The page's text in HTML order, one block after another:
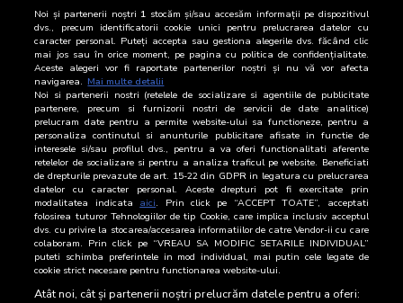
TIRAJ BRUT
Ianuarie - Martie 2011
Perioada de Audit
Nr.
Aparitii
Tiraj
Brut
Media lunara
Tiraj brut pe aparitie
Ianuarie 21 125.000 5.952,0
Februarie 20 120.000 6.000,0
Martie 23 138.000 6.000,0
Total 64 383.000
Medii de aparitie 5.984,0
Noi și partenerii noștri 1 stocăm și/sau accesăm informații pe dispozitivul
dvs., precum identificatorii cookie unici pentru prelucrarea datelor cu
caracter personal. Puteți accepta sau gestiona alegerile dvs. făcând clic
mai jos sau în orice moment, pe pagina cu politica de confidențialitate.
Aceste alegeri vor fi raportate partenerilor noștri și nu vă vor afecta
navigarea. Mai multe detalii
Noi si partenerii nostri (retelele de socializare si agentiile de publicitate
partenere, precum si furnizorii nostri de servicii de date analitice)
prelucram date pentru a permite website-ului sa functioneze, pentru a
personaliza continutul si anunturile publicitare afisate in functie de
interesele si/sau profilul dvs., pentru a va oferi functionalitati aferente
retelelor de socializare si pentru a analiza traficul pe website. Beneficiati
de drepturile prevazute de art. 15-22 din GDPR in legatura cu prelucrarea
datelor cu caracter personal. Aceste drepturi pot fi exercitate prin
modalitatea indicata aici. Prin click pe “ACCEPT TOATE”, acceptati
folosirea tuturor Tehnologiilor de tip Cookie, care implica inclusiv acceptul
dvs. cu privire la stocarea/accesarea informatiilor de catre Vendor-ii cu care
colaboram. Prin click pe “VREAU SA MODIFIC SETARILE INDIVIDUAL”
puteti schimba preferintele in mod individual, mai putin cele legate de
cookie strict necesare pentru functionarea website-ului.
Atât noi, cât și partenerii noștri prelucrăm datele pentru a oferi: